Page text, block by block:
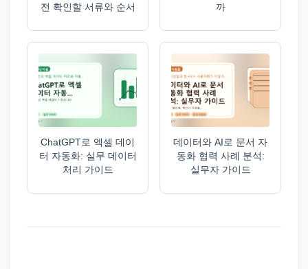
전 확인할 서류와 순서
까
ChatGPT로 엑셀 데이
터 자동화: 실무 데이터
처리 가이드
데이터와 AI로 문서 자
동화 협력 사례 분석:
실무자 가이드